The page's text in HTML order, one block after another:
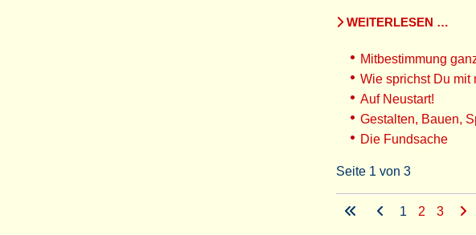
WEITERLESEN …
Mitbestimmung
Wie sprichst Du mit
Auf Neustart!
Gestalten, Bauen,
Die Fundsache
Seite 1 von 3
1 2 3